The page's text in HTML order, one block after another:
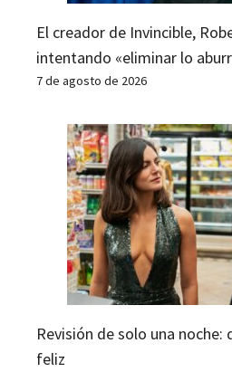
El creador de Invincible,
intentando «eliminar lo
7 de agosto de 2026
Revisión de solo una
feliz